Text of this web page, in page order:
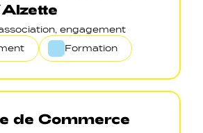
engagement
Formation
de Commerce